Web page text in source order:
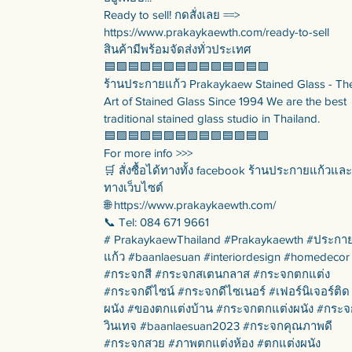
Ready to sell! กดสั่งเลย ==>
https://www.prakaykaewth.com/ready-to-sell
สินค้ามีพร้อมจัดส่งทั่วประเทศ
🟦🟪🟦🟪🟦🟪🟦🟪🟦🟪🟦🟪🟦🟪
ร้านประกายแก้ว Prakaykaew Stained Glass -
Art of Stained Glass Since 1994 We are the best
traditional stained glass studio in Thailand.
🟦🟪🟦🟪🟦🟪🟦🟪🟦🟪🟦🟪🟦🟪
For more info >>>
🛒 สั่งซื้อได้ทางทั้ง facebook ร้านประกายแก้วและ
ทางเว็บไซต์
🌐 https://www.prakaykaewth.com/
📞 Tel: 084 671 9661
# PrakaykaewThailand #Prakaykaewth #ประกา
แก้ว #baanlaesuan #interiordesign #homedecor
#กระจกสี #กระจกสเตนกลาส #กระจกตกแต่ง
#กระจกดีไซน์ #กระจกดีไซเนอร์ #เฟอร์นิเจอร์ติด
ผนัง #ของตกแต่งบ้าน #กระจกตกแต่งผนัง #กระจ
วินเทจ #baanlaesuan2023 #กระจกคุณภาพดี
#กระจกสวย #ภาพตกแต่งห้อง #ตกแต่งผนัง